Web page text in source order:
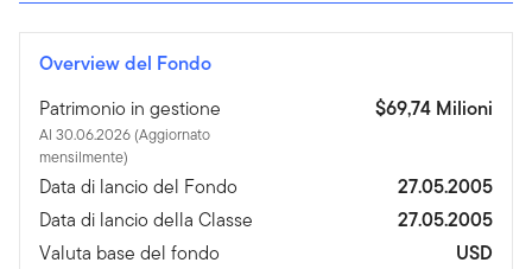
Overview del Fondo
Patrimonio in gestione
Al 30.06.2026 (Aggiornato
mensilmente)
$69,74 Milioni
Data di lancio del Fondo
27.05.2005
Data di lancio della Classe
27.05.2005
Valuta base del fondo
USD